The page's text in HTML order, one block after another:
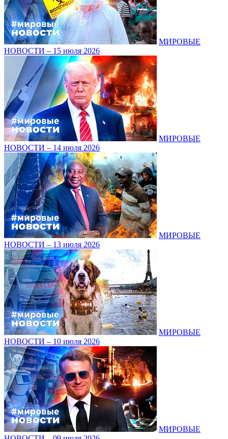
МИРОВЫЕ
НОВОСТИ – 15 июля 2026
МИРОВЫЕ
НОВОСТИ – 14 июля 2026
МИРОВЫЕ
НОВОСТИ – 13 июля 2026
МИРОВЫЕ
НОВОСТИ – 10 июля 2026
МИРОВЫЕ